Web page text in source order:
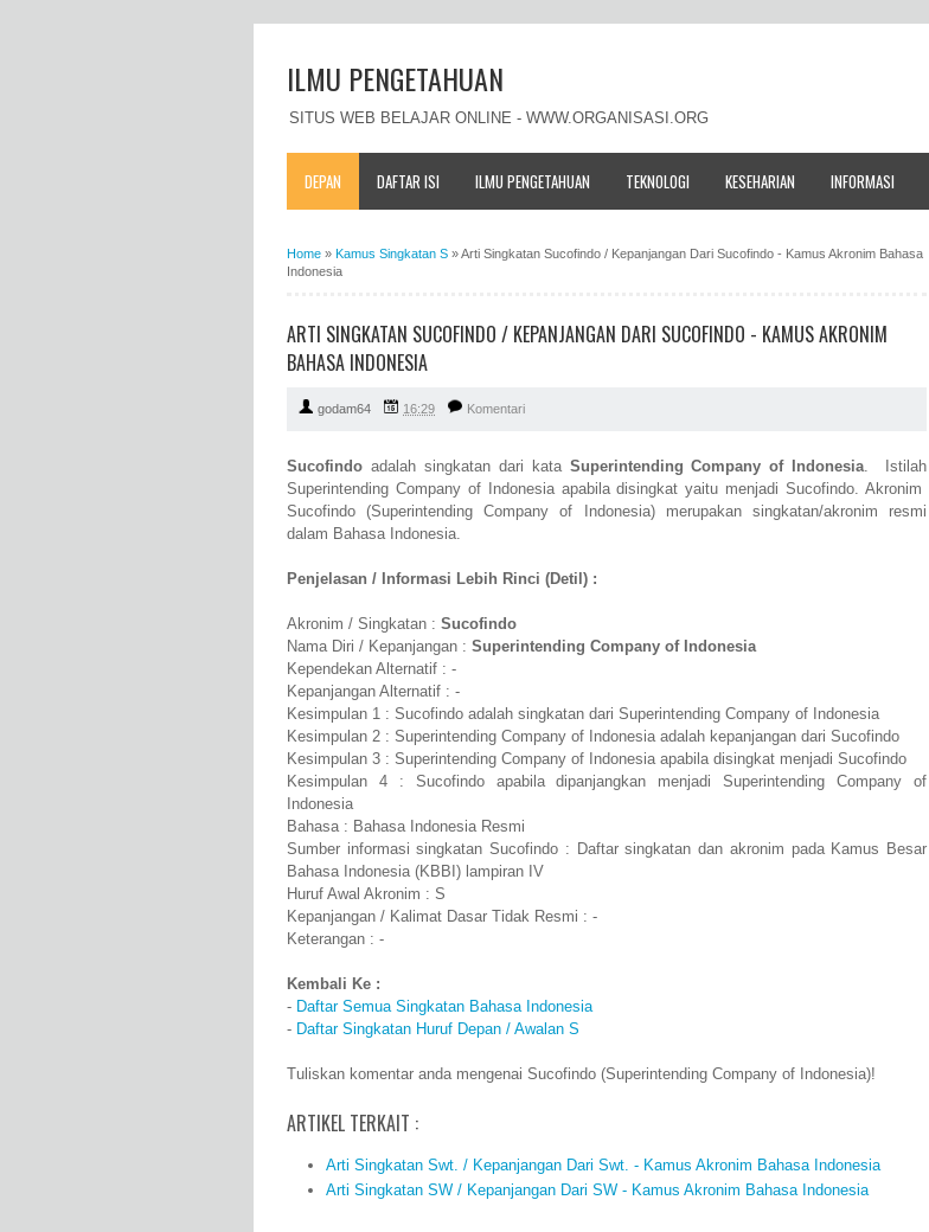
ILMU PENGETAHUAN
SITUS WEB BELAJAR ONLINE - WWW.ORGANISASI.ORG
DEPAN DAFTAR ISI ILMU PENGETAHUAN TEKNOLOGI KESEHARIAN INFORMASI
Home » Kamus Singkatan S »Arti Singkatan Sucofindo / Kepanjangan Dari Sucofindo - Kamus Akronim Bahasa
Indonesia
ARTI SINGKATAN SUCOFINDO / KEPANJANGAN DARI SUCOFINDO - KAMUS AKRONIM
BAHASA INDONESIA
godam64 16:29 Komentari
Sucofindo adalah singkatan dari kata Superintending Company of Indonesia. Istilah
Superintending Company of Indonesia apabila disingkat yaitu menjadi Sucofindo. Akronim
Sucofindo (Superintending Company of Indonesia) merupakan singkatan/akronim resmi
dalam Bahasa Indonesia.
Penjelasan / Informasi Lebih Rinci (Detil) :
Akronim / Singkatan : Sucofindo
Nama Diri / Kepanjangan : Superintending Company of Indonesia
Kependekan Alternatif : -
Kepanjangan Alternatif : -
Kesimpulan 1 : Sucofindo adalah singkatan dari Superintending Company of Indonesia
Kesimpulan 2 : Superintending Company of Indonesia adalah kepanjangan dari Sucofindo
Kesimpulan 3 : Superintending Company of Indonesia apabila disingkat menjadi Sucofindo
Kesimpulan 4 : Sucofindo apabila dipanjangkan menjadi Superintending Company of
Indonesia
Bahasa : Bahasa Indonesia Resmi
Sumber informasi singkatan Sucofindo : Daftar singkatan dan akronim pada Kamus Besar
Bahasa Indonesia (KBBI) lampiran IV
Huruf Awal Akronim : S
Kepanjangan / Kalimat Dasar Tidak Resmi : -
Keterangan : -
Kembali Ke :
- Daftar Semua Singkatan Bahasa Indonesia
- Daftar Singkatan Huruf Depan / Awalan S
Tuliskan komentar anda mengenai Sucofindo (Superintending Company of Indonesia)!
ARTIKEL TERKAIT :
Arti Singkatan Swt. / Kepanjangan Dari Swt. - Kamus Akronim Bahasa Indonesia
Arti Singkatan SW / Kepanjangan Dari SW - Kamus Akronim Bahasa Indonesia